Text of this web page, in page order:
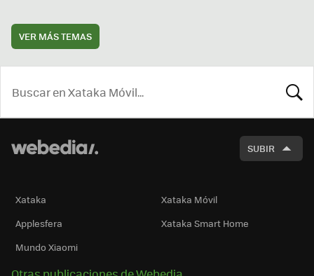
VER MÁS TEMAS
SUBIR
Xataka
Xataka Móvil
Applesfera
Xataka Smart Home
Mundo Xiaomi